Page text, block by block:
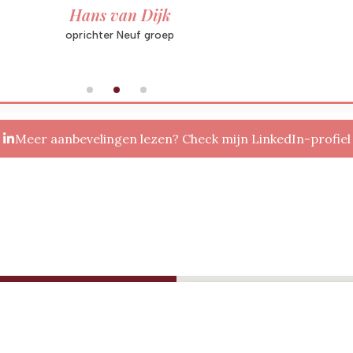
Hans van Dijk
oprichter Neuf groep
Meer aanbevelingen lezen? Check mijn LinkedIn-profiel